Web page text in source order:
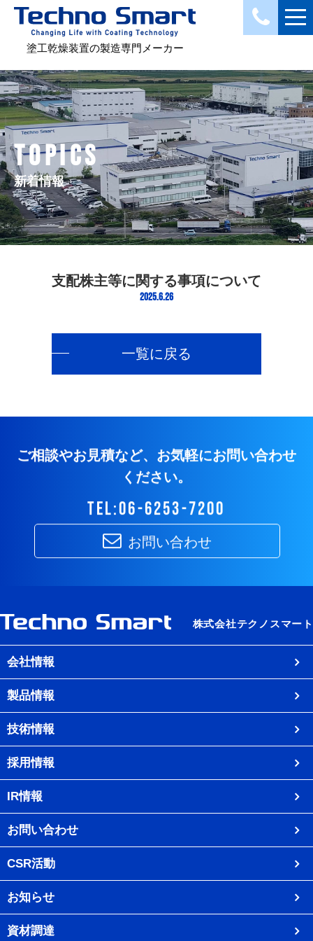
塗工乾燥装置の製造専門メーカー
TOPICS
新着情報
支配株主等に関する事項について
2025.6.26
一覧に戻る
ご相談やお見積など、お気軽にお問い合わせ
ください。
tel:06-6253-7200
お問い合わせ
会社情報
製品情報
技術情報
採用情報
IR情報
お問い合わせ
CSR活動
お知らせ
資材調達